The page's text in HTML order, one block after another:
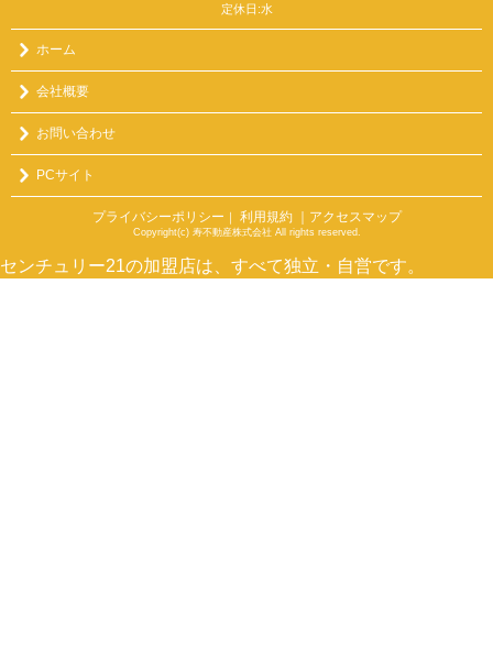
定休日:水
ホーム
会社概要
お問い合わせ
PCサイト
プライバシーポリシー ｜ 利用規約 ｜アクセスマップ
Copyright(c) 寿不動産株式会社 All rights reserved.
センチュリー21の加盟店は、すべて独立・自営です。